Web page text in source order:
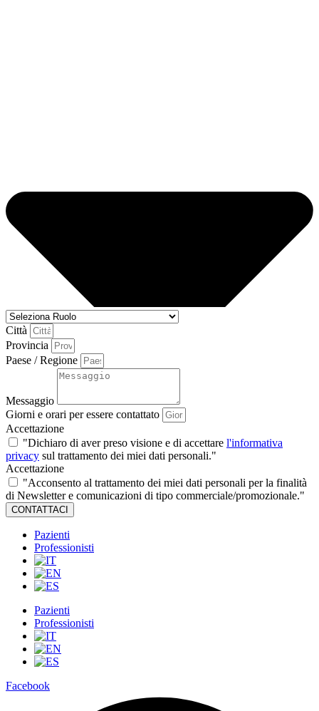
Città
Provincia
Paese / Regione
Messaggio
Giorni e orari per essere contattato
Accettazione
"Dichiaro di aver preso visione e di accettare l'informativa
privacy sul trattamento dei miei dati personali."
Accettazione
"Acconsento al trattamento dei miei dati personali per la finalità
di Newsletter e comunicazioni di tipo commerciale/promozionale."
CONTATTACI
Pazienti
Professionisti
Pazienti
Professionisti
Facebook